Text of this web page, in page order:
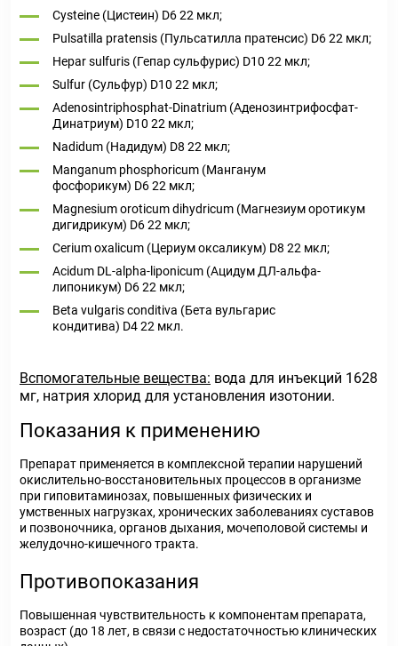
Cysteine (Цистеин) D6 22 мкл;
Pulsatilla pratensis (Пульсатилла пратенсис) D6 22 мкл;
Hepar sulfuris (Гепар сульфурис) D10 22 мкл;
Sulfur (Сульфур) D10 22 мкл;
Adenosintriphosphat-Dinatrium (Аденозинтрифосфат-
Динатриум) D10 22 мкл;
Nadidum (Надидум) D8 22 мкл;
Manganum phosphoricum (Манганум
фосфорикум) D6 22 мкл;
Magnesium oroticum dihydricum (Магнезиум оротикум
дигидрикум) D6 22 мкл;
Cerium oxalicum (Цериум оксаликум) D8 22 мкл;
Acidum DL-alpha-liponicum (Ацидум ДЛ-альфа-
липоникум) D6 22 мкл;
Beta vulgaris conditiva (Бета вульгарис
кондитива) D4 22 мкл.
Вспомогательные вещества: вода для инъекций 1628
мг, натрия хлорид для установления изотонии.
Показания к применению
Препарат применяется в комплексной терапии нарушений
окислительно-восстановительных процессов в организме
при гиповитаминозах, повышенных физических и
умственных нагрузках, хронических заболеваниях суставов
и позвоночника, органов дыхания, мочеполовой системы и
желудочно-кишечного тракта.
Противопоказания
Повышенная чувствительность к компонентам препарата,
возраст (до 18 лет, в связи с недостаточностью клинических